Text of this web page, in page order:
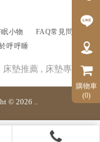
小物
FAQ常見問題
呼呼睡
購物車
(0)
床墊推薦
床墊專賣店
© 2026